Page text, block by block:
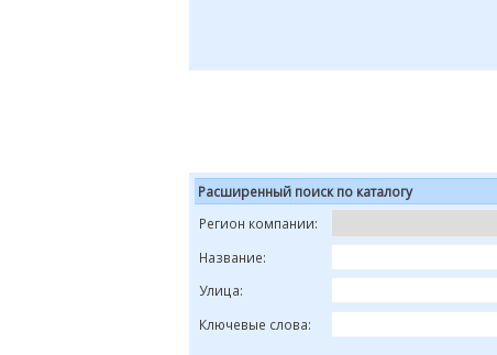
Расширенный поиск по каталогу
Регион компании:
Название:
Улица:
Ключевые слова: